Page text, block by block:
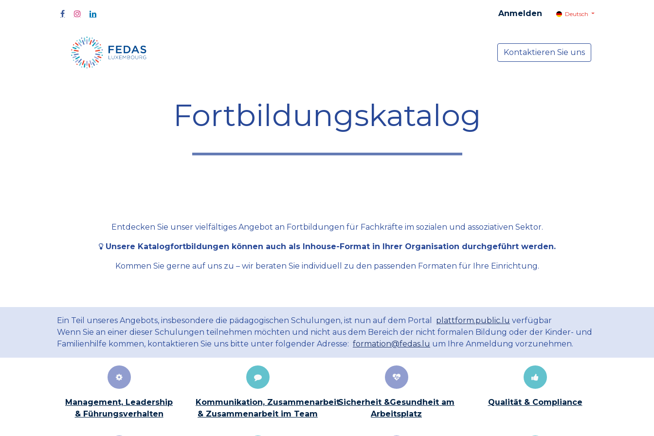
Anmelden Deutsch
NEWS
Kontaktieren Sie uns
Fortbildungskatalog
Entdecken Sie unser vielfältiges Angebot an Fortbildungen für Fachkräfte im sozialen und assoziativen Sektor.
Unsere Katalogfortbildungen können auch als Inhouse-Format in Ihrer Organisation durchgeführt werden.
Kommen Sie gerne auf uns zu – wir beraten Sie individuell zu den passenden Formaten für Ihre Einrichtung.
Ein Teil unseres Angebots, insbesondere die pädagogischen Schulungen, ist nun auf dem Portal plattform.public.lu verfügbar
Wenn Sie an einer dieser Schulungen teilnehmen möchten und nicht aus dem Bereich der nicht formalen Bildung oder der Kinder- und
Familienhilfe kommen, kontaktieren Sie uns bitte unter folgender Adresse: formation@fedas.lu um Ihre Anmeldung vorzunehmen.
Management, Leadership
& Führungsverhalten
Kommunikation, Zusammenarbeit
& Zusammenarbeit im Team
Sicherheit &Gesundheit am
Arbeitsplatz
Qualität & Compliance